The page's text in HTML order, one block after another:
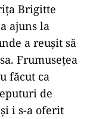
Brigitte
ajuns la
a reușit să
Frumusețea
făcut ca
de
i s-a oferit